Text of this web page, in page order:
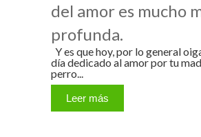
del amor es mucho
profunda.
Y es que hoy, por lo general
día dedicado al amor por tu
perro...
Leer más